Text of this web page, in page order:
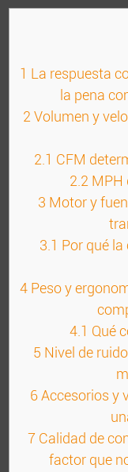
1 La respuesta
la pena
2 Volumen y
2.1 CFM
2.2 MPH
3 Motor y
3.1 Por qué
4 Peso y
4.1 Qué
5 Nivel de
6Accesorios y
7Calidad de
factor que